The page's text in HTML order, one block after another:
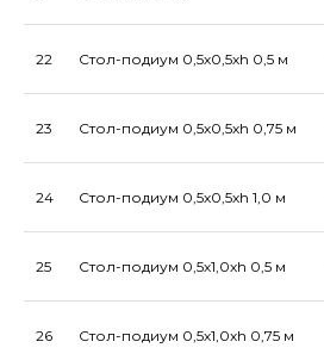
22 Стол-подиум 0,5х0,5хh 0,5 м
23 Стол-подиум 0,5х0,5хh 0,75 м
24 Стол-подиум 0,5х0,5хh 1,0 м
25 Стол-подиум 0,5х1,0хh 0,5 м
26 Стол-подиум 0,5х1,0хh 0,75 м